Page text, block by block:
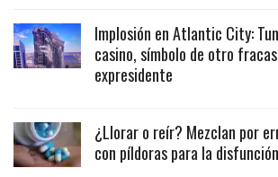
Implosión en Atlantic City:
casino, símbolo de otro
expresidente
¿Llorar o reír? Mezclan por
con píldoras para la